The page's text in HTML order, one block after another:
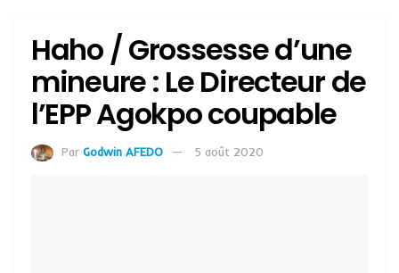
Haho / Grossesse d’une
mineure : Le Directeur de
l’EPP Agokpo coupable
Par Godwin AFEDO 5 août 2020